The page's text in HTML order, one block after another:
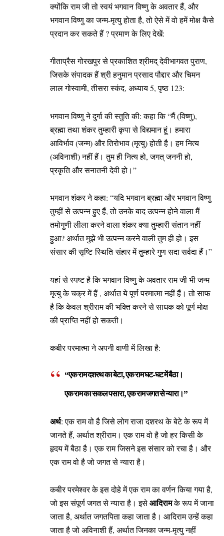
क्योंकि राम जी तो स्वयं भगवान विष्णु के अवतार हैं, और
भगवान विष्णु का जन्म-मृत्यु होता है, तो ऐसे में वो हमें मोक्ष कैसे
प्रदान कर सकते हैं ? प्रमाण के लिए देखें:
गीताप्रैस गोरखपुर से प्रकाशित श्रीमद् देवीभागवत पुराण,
जिसके संपादक हैं श्री हनुमान प्रसाद पौद्दार और चिमन
लाल गोस्वामी, तीसरा स्कंद, अध्याय 5, पृष्ठ 123:
भगवान विष्णु ने दुर्गा की स्तुति की: कहा कि “मैं (विष्णु),
ब्रह्मा तथा शंकर तुम्हारी कृपा से विद्यमान हूं। हमारा
आविर्भाव (जन्म) और तिरोभाव (मृत्यु) होती है। हम नित्य
(अविनाशी) नहीं हैं। तुम ही नित्य हो, जगत् जननी हो,
प्रकृति और सनातनी देवी हो।”
भगवान शंकर ने कहा: “यदि भगवान ब्रह्मा और भगवान विष्णु
तुम्हीं से उत्पन्न हुए हैं, तो उनके बाद उत्पन्न होने वाला मैं
तमोगुणी लीला करने वाला शंकर क्या तुम्हारी संतान नहीं
हुआ? अर्थात मुझे भी उत्पन्न करने वाली तुम ही हो। इस
संसार की सृष्टि-स्थिति-संहार में तुम्हारे गुण सदा सर्वदा हैं।”
यहां से स्पष्ट है कि भगवान विष्णु के अवतार राम जी भी जन्म
मृत्यु के चक्र में हैं , अर्थात ये पूर्ण परमात्मा नहीं हैं। तो साफ
है कि केवल श्रीराम की भक्ति करने से साधक को पूर्ण मोक्ष
की प्राप्ति नहीं हो सकती।
कबीर परमात्मा ने अपनी वाणी में लिखा है:
“एक राम दशरथ का बेटा, एक राम घट-घट में बैठा।
एक राम का सकल पसारा, एक राम जगत से न्यारा।”
अर्थ: एक राम वो है जिसे लोग राजा दशरथ के बेटे के रूप में
जानते हैं, अर्थात श्रीराम। एक राम वो है जो हर किसी के
हृदय में बैठा है। एक राम जिसने इस संसार को रचा है। और
एक राम वो है जो जगत से न्यारा है।
कबीर परमेश्वर के इस दोहे में एक राम का वर्णन किया गया है,
जो इस संपूर्ण जगत से न्यारा है। इसेआदिरामके रूप में जाना
जाता है, अर्थात जगतपिता कहा जाता है। आदिराम उन्हें कहा
जाता है जो अविनाशी हैं, अर्थात जिनका जन्म-मृत्यु नहीं